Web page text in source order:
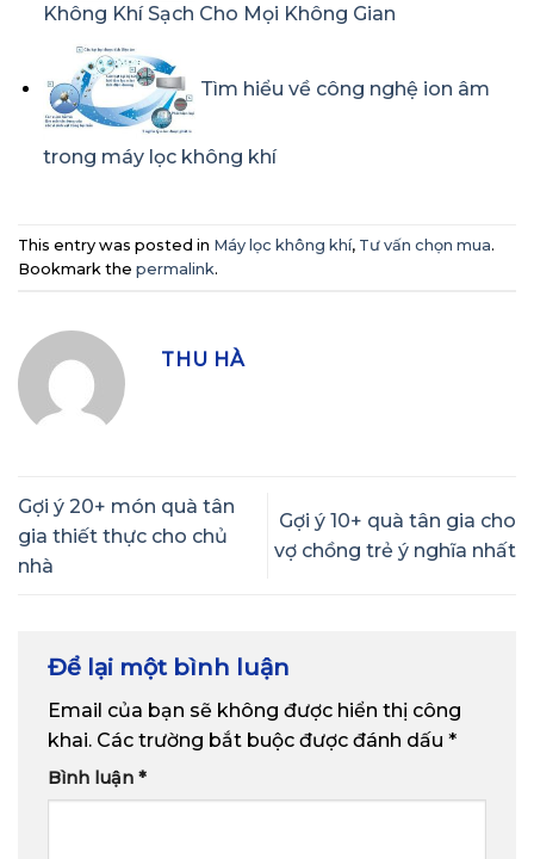
Không Khí Sạch Cho Mọi Không Gian
Tìm hiểu về công nghệ ion âm
trong máy lọc không khí
This entry was posted in Máy lọc không khí, Tư vấn chọn mua.
Bookmark the permalink.
THU HÀ
Gợi ý 20+ món quà tân
gia thiết thực cho chủ
nhà
Gợi ý 10+ quà tân gia cho
vợ chồng trẻ ý nghĩa nhất
Để lại một bình luận
Email của bạn sẽ không được hiển thị công
khai. Các trường bắt buộc được đánh dấu *
Bình luận *